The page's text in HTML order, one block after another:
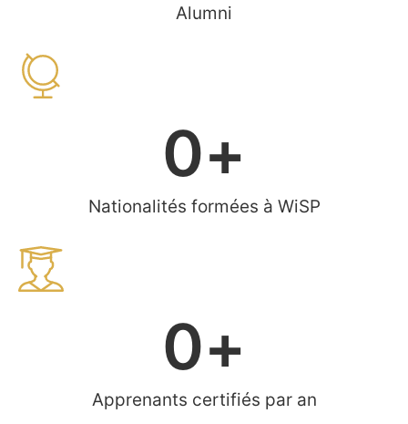
Alumni
Nationalités formées à WiSP
0+
Apprenants certifiés par an
0+